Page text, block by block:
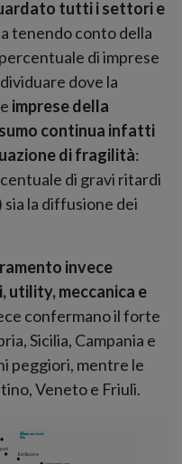
tutti i settori e
tenendo conto della
di imprese
dove la
imprese della
continua infatti
di fragilità:
di gravi ritardi
la diffusione dei
invece
meccanica e
confermano il forte
Sicilia, Campania e
peggiori, mentre le
Veneto e Friuli.